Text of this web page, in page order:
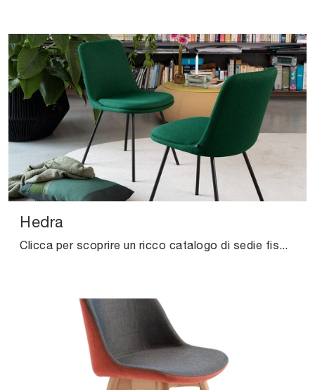
Hedra
Clicca per scoprire un ricco catalogo di sedie fisse per stanze moderne: il modello Hedra di Connubia ti sta aspettando!